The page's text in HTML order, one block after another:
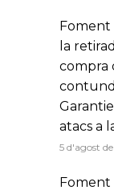
Foment
la
compra
atacs a
5 d'agost
Foment